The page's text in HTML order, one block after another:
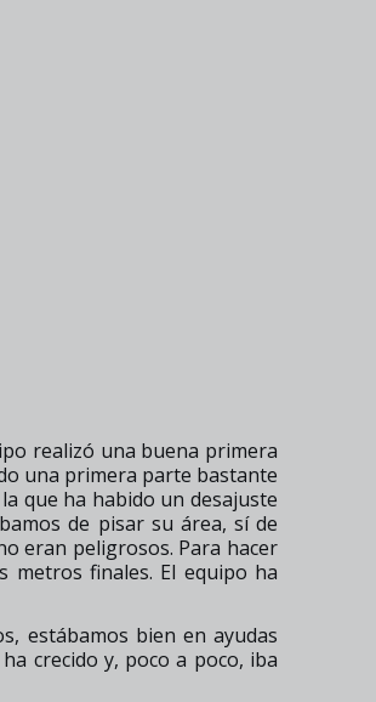
realizó una buena primera
una primera parte bastante
que ha habido un desajuste
de pisar su área, sí de
eran peligrosos. Para hacer
metros finales. El equipo ha
estábamos bien en ayudas
crecido y, poco a poco, iba